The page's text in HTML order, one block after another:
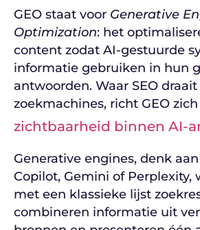
GEO staat voor Generative
Optimization: het
content zodat AI-gestuurde
informatie gebruiken in hun
antwoorden. Waar SEO
zoekmachines, richt GEO
zichtbaarheid binnen AI-
Generative engines, denk
Copilot, Gemini of Perplexity,
met een klassieke lijst
combineren informatie uit